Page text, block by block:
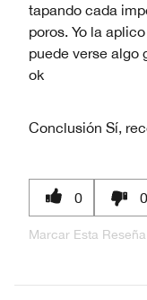
tapando cada
poros. Yo la
puede verse algo
ok
Conclusión Sí,
0 0
Marcar Esta Reseña